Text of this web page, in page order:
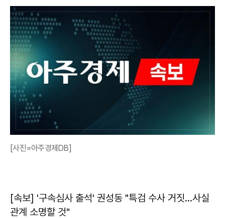
[사진=아주경제DB]
[속보] '구속심사 출석' 권성동 "특검 수사 거짓…사실
관계 소명할 것"